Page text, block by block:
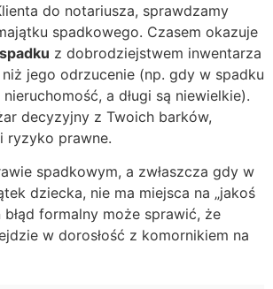
do notariusza, sprawdzamy
spadkowego. Czasem okazuje
z dobrodziejstwem inwentarza
jego odrzucenie (np. gdy w spadku
a długi są niewielkie).
decyzyjny z Twoich barków,
ryzyko prawne.
spadkowym, a zwłaszcza gdy w
dziecka, nie ma miejsca na „jakoś
błąd formalny może sprawić, że
w dorosłość z komornikiem na